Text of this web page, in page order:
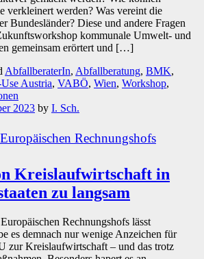
verkleinert werden? Was vereint die
Bundesländer? Diese und andere Fragen
kommunale Umwelt- und
gemeinsam erörtert und […]
AbfallberaterIn, Abfallberatung, BMK,
Austria, VABÖ, Wien, Workshop,
2023 by I. Sch.
Rechnungshofs
Kreislaufwirtschaft in
zu langsam
Rechnungshofs lässt
es demnach nur wenige Anzeichen für
zur Kreislaufwirtschaft – und das trotz